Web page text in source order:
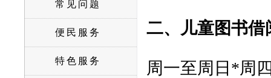
常见问题
便民服务
特色服务
二、儿童图书借
周一至周日*周